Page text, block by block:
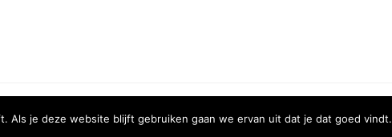
Als je deze website blijft gebruiken gaan we ervan uit dat je dat goed vindt.